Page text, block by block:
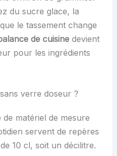
du sucre glace, la
le tassement change
de cuisinedevient
pour les ingrédients
verre doseur ?
de matériel de mesure
servent de repères
10 cl, soit un décilitre.